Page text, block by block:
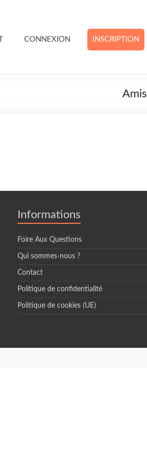
CONNEXION INSCRIPTION
Amis
Informations
Foire Aux Questions
Qui sommes-nous ?
Contact
Politique de confidentialité
Politique de cookies (UE)